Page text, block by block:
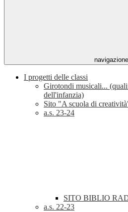
navigazione
I progetti delle classi
Girotondi musicali...
dell'infanzia)
Sito "A scuola di
a.s. 23-24
SITO BIBLIO
a.s. 22-23